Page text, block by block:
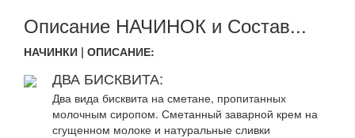
Описание НАЧИНОК и Состав...
НАЧИНКИ | ОПИСАНИЕ:
ДВА БИСКВИТА:
Два вида бисквита на сметане, пропитанных
молочным сиропом. Сметанный заварной крем на
сгущенном молоке и натуральные сливки